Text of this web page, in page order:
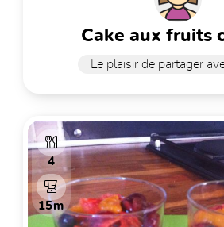
cake aux fruits
Le plaisir de partager
4
15m